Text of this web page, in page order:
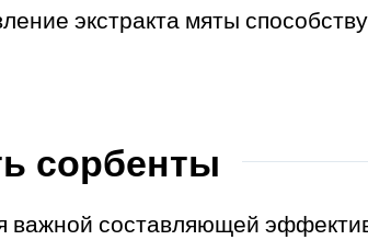
экстракта мяты
сорбенты
важной составляющей